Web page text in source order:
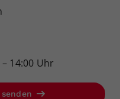
14:00 Uhr